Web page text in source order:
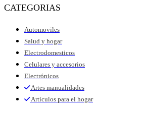
CATEGORIAS
Automoviles
Salud y hogar
Electrodomesticos
Celulares y accesorios
Electrónicos
Artes manualidades
Artículos para el hogar